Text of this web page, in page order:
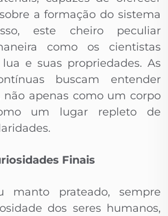
a formação do sistema
este cheiro peculiar
como os cientistas
e suas propriedades. As
buscam entender
não apenas como um corpo
um lugar repleto de
Finais
prateado, sempre
dos seres humanos,